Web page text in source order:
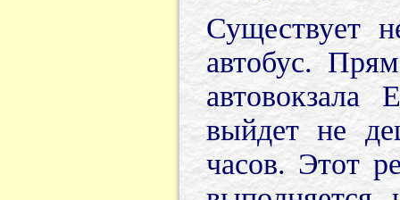
Существует
автобус.
автовокзала
выйдет не
часов. Этот